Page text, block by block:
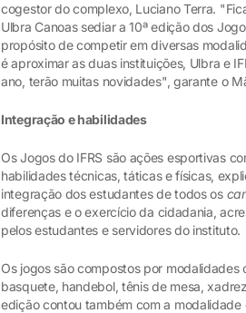
cogestor do complexo, Luciano Terra.
Ulbra Canoas sediar a 10ª edição dos
propósito de competir em diversas
é aproximar as duas instituições, Ulbra e
ano, terão muitas novidades", garante o
Integração e habilidades
Os Jogos do IFRS são ações esportivas
habilidades técnicas, táticas e físicas,
integração dos estudantes de todos os
diferenças e o exercício da cidadania,
pelos estudantes e servidores do instituto.
Os jogos são compostos por
basquete, handebol, tênis de mesa,
edição contou também com a